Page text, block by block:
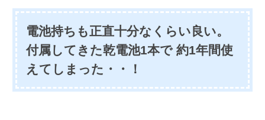
電池持ちも正直十分なくらい良い。
付属してきた乾電池1本で 約1年間使
えてしまった・・！